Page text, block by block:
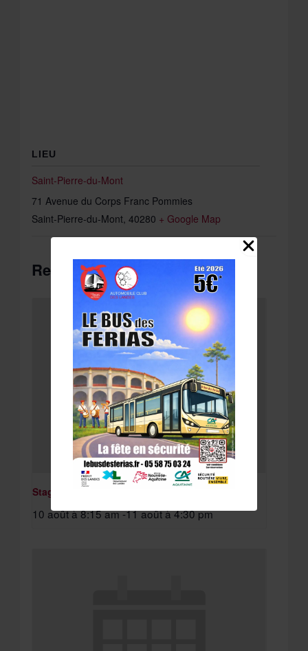
LIEU
Saint-Pierre-du-Mont
71 Avenue du Corps Franc Pommies
Saint-Pierre-du-Mont 40280 + Google Map
Related Évènements
Stage St Paul Lès Dax
10 août à 8:15 am-11 août à 4:30 pm